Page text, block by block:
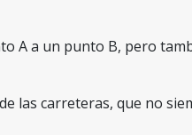
A a un punto B, pero
las carreteras, que no